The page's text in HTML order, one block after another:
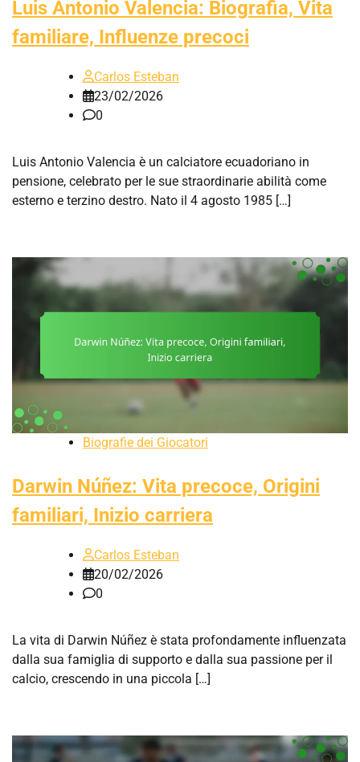
Luis Antonio Valencia: Biografia, Vita
familiare, Influenze precoci
Carlos Esteban
23/02/2026
0
Luis Antonio Valencia è un calciatore ecuadoriano in
pensione, celebrato per le sue straordinarie abilità come
esterno e terzino destro. Nato il 4 agosto 1985 […]
Biografie dei Giocatori
Darwin Núñez: Vita precoce, Origini
familiari, Inizio carriera
Carlos Esteban
20/02/2026
0
La vita di Darwin Núñez è stata profondamente influenzata
dalla sua famiglia di supporto e dalla sua passione per il
calcio, crescendo in una piccola […]